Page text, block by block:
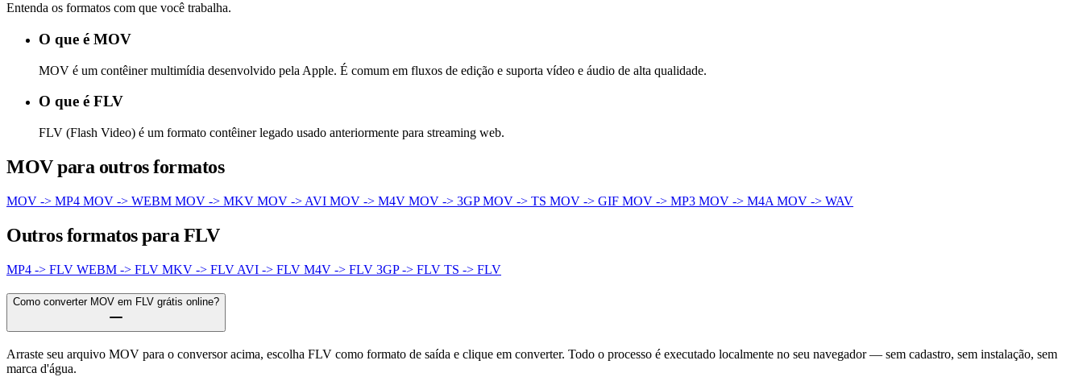
Entenda os formatos com que você trabalha.
O que é MOV
MOV é um contêiner multimídia desenvolvido pela Apple. É comum em fluxos de edição e suporta vídeo e áudio de alta qualidade.
O que é FLV
FLV (Flash Video) é um formato contêiner legado usado anteriormente para streaming web.
MOV para outros formatos
MOV -> MP4 MOV -> WEBM MOV -> MKV MOV -> AVI MOV -> M4V MOV -> 3GPMOV -> TS MOV -> GIF MOV -> MP3 MOV -> M4A MOV -> WAV
Outros formatos para FLV
MP4 -> FLV WEBM -> FLV MKV -> FLV AVI -> FLV M4V -> FLV 3GP -> FLV TS -> FLV
Como converter MOV em FLV grátis online?
Arraste seu arquivo MOV para o conversor acima, escolha FLV como formato de saída e clique em converter. Todo o processo é executado localmente no seu navegador — sem cadastro, sem instalação, sem
marca d'água.